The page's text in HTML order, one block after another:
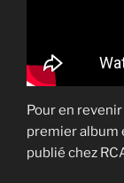
Pour en
premier album
publié chez